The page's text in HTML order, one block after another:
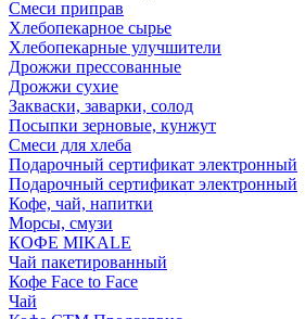
Смеси приправ
Хлебопекарное сырье
Хлебопекарные улучшители
Дрожжи прессованные
Дрожжи сухие
Закваски, заварки, солод
Посыпки зерновые, кунжут
Смеси для хлеба
Подарочный сертификат электронный
Подарочный сертификат электронный
Кофе, чай, напитки
Морсы, смузи
КОФЕ MIKALE
Чай пакетированный
Кофе Face to Face
Чай